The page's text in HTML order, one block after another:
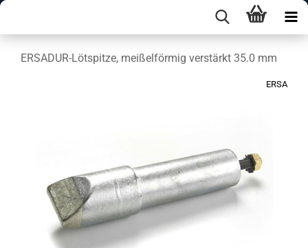
ERSADUR-Lötspitze, meißelförmig verstärkt 35.0 mm
ERSA